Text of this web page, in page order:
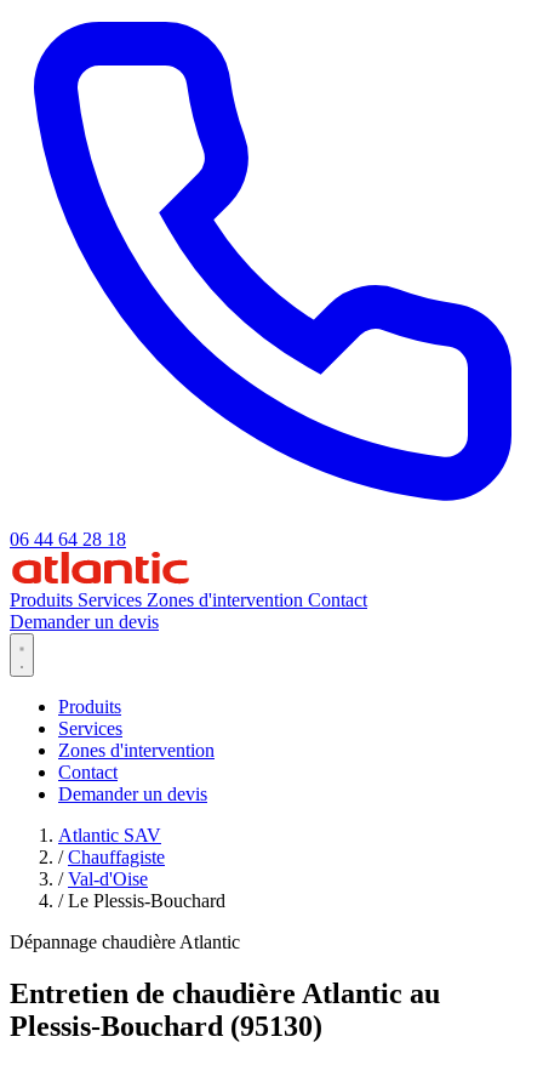
06 44 64 28 18
Produits Services Zones d'intervention Contact
Demander un devis
Produits
Services
Zones d'intervention
Contact
Demander un devis
Atlantic SAV
/ Chauffagiste
/ Val-d'Oise
/ Le Plessis-Bouchard
Dépannage chaudière Atlantic
Entretien de chaudière Atlantic au
Plessis-Bouchard (95130)